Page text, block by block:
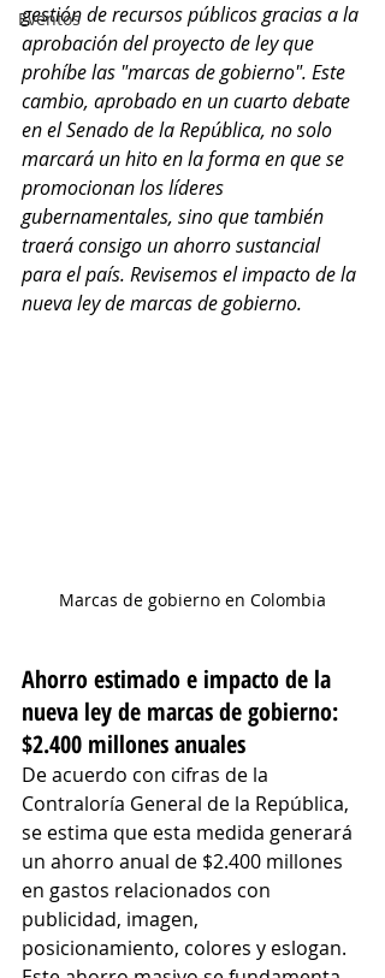
Eventos
gestión de recursos públicos gracias a la
aprobación del proyecto de ley que
prohíbe las "marcas de gobierno". Este
cambio, aprobado en un cuarto debate
en el Senado de la República, no solo
marcará un hito en la forma en que se
promocionan los líderes
gubernamentales, sino que también
traerá consigo un ahorro sustancial
para el país. Revisemos el impacto de la
nueva ley de marcas de gobierno.
Marcas de gobierno en Colombia
Ahorro estimado e impacto de la
nueva ley de marcas de gobierno:
$2.400 millones anuales
De acuerdo con cifras de la
Contraloría General de la República,
se estima que esta medida generará
un ahorro anual de $2.400 millones
en gastos relacionados con
publicidad, imagen,
posicionamiento, colores y eslogan.